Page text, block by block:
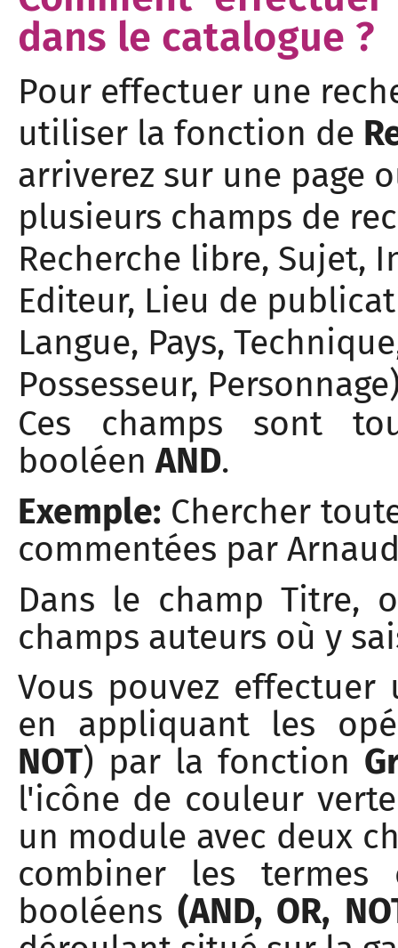
dans le catalogue ?
Pour effectuer une
utiliser la fonction de
arriverez sur une page
plusieurs champs de
Recherche libre, Sujet,
Editeur, Lieu de
Langue, Pays,
Possesseur,
Ces champs sont
booléenAND.
Exemple:Chercher
commentées par
Dans le champ Titre,
champs auteurs où y
Vous pouvez
en appliquant les
NOT) par la fonction
l'icône de couleur
un module avec deux
combiner les
booléens (AND, OR,